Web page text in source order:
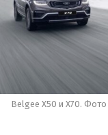
Belgee X50 и X70.